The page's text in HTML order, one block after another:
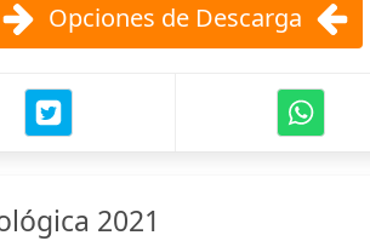
Opciones de Descarga
2021